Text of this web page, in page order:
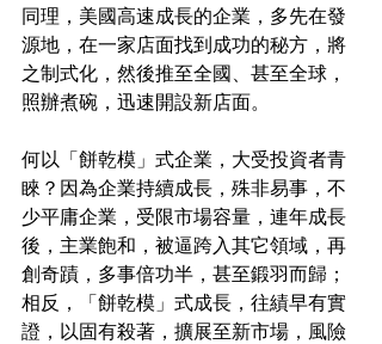
同理，美國高速成長的企業，多先在發
源地，在一家店面找到成功的秘方，將
之制式化，然後推至全國、甚至全球，
照辦煮碗，迅速開設新店面。
何以「餅乾模」式企業，大受投資者青
睞？因為企業持續成長，殊非易事，不
少平庸企業，受限市場容量，連年成長
後，主業飽和，被逼跨入其它領域，再
創奇蹟，多事倍功半，甚至鍛羽而歸；
相反，「餅乾模」式成長，往績早有實
證，以固有殺著，擴展至新市場，風險